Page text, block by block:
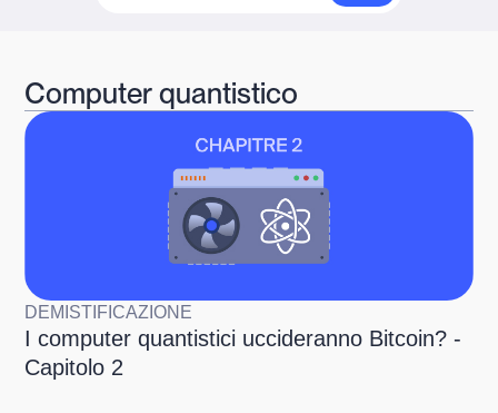
Computer quantistico
DEMISTIFICAZIONE
I computer quantistici uccideranno Bitcoin? -
Capitolo 2